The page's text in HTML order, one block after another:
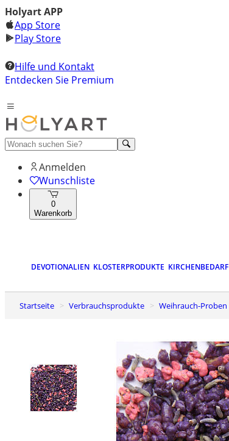
Holyart APP
App Store
Play Store
Hilfe und Kontakt
Entdecken Sie Premium
Anmelden
Wunschliste
0
Warenkorb
DEVOTIONALIEN KLOSTERPRODUKTE KIRCHENBEDARF
Startseite Verbrauchsprodukte Weihrauch-Proben